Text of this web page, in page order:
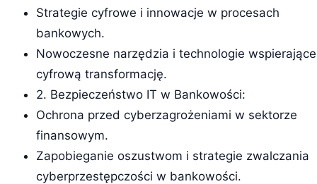
Strategie cyfrowe i innowacje w procesach
bankowych.
Nowoczesne narzędzia i technologie wspierające
cyfrową transformację.
2. Bezpieczeństwo IT w Bankowości:
Ochrona przed cyberzagrożeniami w sektorze
finansowym.
Zapobieganie oszustwom i strategie zwalczania
cyberprzestępczości w bankowości.